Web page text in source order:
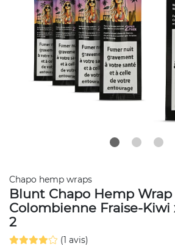
Chapo hemp wraps
Blunt Chapo Hemp Wrap
Colombienne Fraise-Kiwi
2
(1 avis)